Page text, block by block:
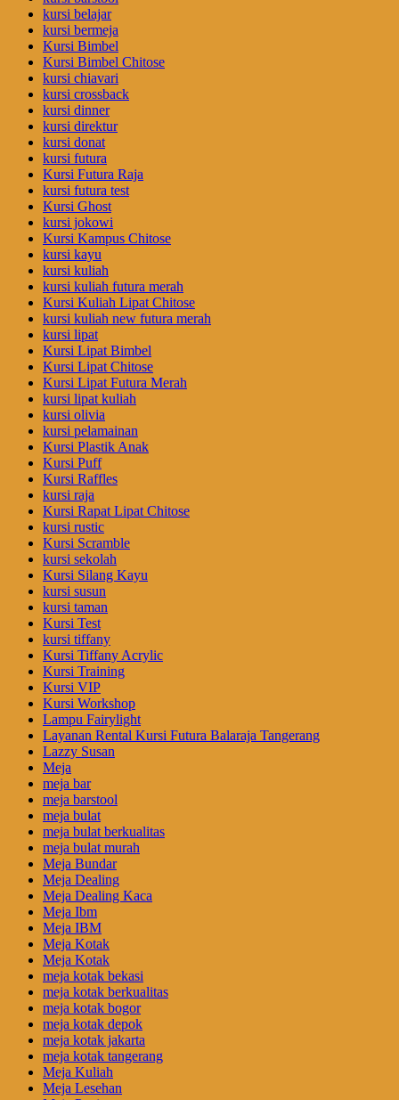
kursi belajar
kursi bermeja
Kursi Bimbel
Kursi Bimbel Chitose
kursi chiavari
kursi crossback
kursi dinner
kursi direktur
kursi donat
kursi futura
Kursi Futura Raja
kursi futura test
Kursi Ghost
kursi jokowi
Kursi Kampus Chitose
kursi kayu
kursi kuliah
kursi kuliah futura merah
Kursi Kuliah Lipat Chitose
kursi kuliah new futura merah
kursi lipat
Kursi Lipat Bimbel
Kursi Lipat Chitose
Kursi Lipat Futura Merah
kursi lipat kuliah
kursi olivia
kursi pelamainan
Kursi Plastik Anak
Kursi Puff
Kursi Raffles
kursi raja
Kursi Rapat Lipat Chitose
kursi rustic
Kursi Scramble
kursi sekolah
Kursi Silang Kayu
kursi susun
kursi taman
Kursi Test
kursi tiffany
Kursi Tiffany Acrylic
Kursi Training
Kursi VIP
Kursi Workshop
Lampu Fairylight
Layanan Rental Kursi Futura Balaraja Tangerang
Lazzy Susan
Meja
meja bar
meja barstool
meja bulat
meja bulat berkualitas
meja bulat murah
Meja Bundar
Meja Dealing
Meja Dealing Kaca
Meja Ibm
Meja IBM
Meja Kotak
Meja Kotak
meja kotak bekasi
meja kotak berkualitas
meja kotak bogor
meja kotak depok
meja kotak jakarta
meja kotak tangerang
Meja Kuliah
Meja Lesehan